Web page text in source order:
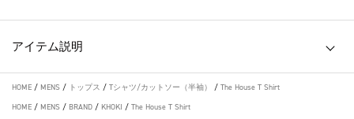
アイテム説明
HOME / MENS / トップス / Tシャツ/カットソー（半袖） / The House T Shirt
HOME / MENS / BRAND / KHOKI / The House T Shirt